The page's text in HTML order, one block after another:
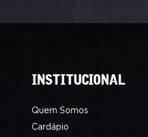
INSTITUCIONAL
Quem Somos
Cardápio